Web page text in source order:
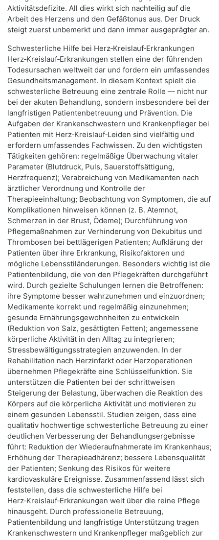
Aktivitätsdefizite. All dies wirkt sich nachteilig auf die
Arbeit des Herzens und den Gefäßtonus aus. Der Druck
steigt zuerst unbemerkt und dann immer ausgeprägter an.
Schwesterliche Hilfe bei Herz‑Kreislauf‑Erkrankungen
Herz‑Kreislauf‑Erkrankungen stellen eine der führenden
Todesursachen weltweit dar und fordern ein umfassendes
Gesundheitsmanagement. In diesem Kontext spielt die
schwesterliche Betreuung eine zentrale Rolle — nicht nur
bei der akuten Behandlung, sondern insbesondere bei der
langfristigen Patientenbetreuung und Prävention. Die
Aufgaben der Krankenschwestern und Krankenpfleger bei
Patienten mit Herz‑Kreislauf‑Leiden sind vielfältig und
erfordern umfassendes Fachwissen. Zu den wichtigsten
Tätigkeiten gehören: regelmäßige Überwachung vitaler
Parameter (Blutdruck, Puls, Sauerstoffsättigung,
Herzfrequenz); Verabreichung von Medikamenten nach
ärztlicher Verordnung und Kontrolle der
Therapieeinhaltung; Beobachtung von Symptomen, die auf
Komplikationen hinweisen können (z. B. Atemnot,
Schmerzen in der Brust, Ödeme); Durchführung von
Pflegemaßnahmen zur Verhinderung von Dekubitus und
Thrombosen bei bettlägerigen Patienten; Aufklärung der
Patienten über ihre Erkrankung, Risikofaktoren und
mögliche Lebensstiländerungen. Besonders wichtig ist die
Patientenbildung, die von den Pflegekräften durchgeführt
wird. Durch gezielte Schulungen lernen die Betroffenen:
ihre Symptome besser wahrzunehmen und einzuordnen;
Medikamente korrekt und regelmäßig einzunehmen;
gesunde Ernährungsgewohnheiten zu entwickeln
(Reduktion von Salz, gesättigten Fetten); angemessene
körperliche Aktivität in den Alltag zu integrieren;
Stressbewältigungsstrategien anzuwenden. In der
Rehabilitation nach Herzinfarkt oder Herzoperationen
übernehmen Pflegekräfte eine Schlüsselfunktion. Sie
unterstützen die Patienten bei der schrittweisen
Steigerung der Belastung, überwachen die Reaktion des
Körpers auf die körperliche Aktivität und motivieren zu
einem gesunden Lebensstil. Studien zeigen, dass eine
qualitativ hochwertige schwesterliche Betreuung zu einer
deutlichen Verbesserung der Behandlungsergebnisse
führt: Reduktion der Wiederaufnahmerate im Krankenhaus;
Erhöhung der Therapieadhärenz; bessere Lebensqualität
der Patienten; Senkung des Risikos für weitere
kardiovaskuläre Ereignisse. Zusammenfassend lässt sich
feststellen, dass die schwesterliche Hilfe bei
Herz‑Kreislauf‑Erkrankungen weit über die reine Pflege
hinausgeht. Durch professionelle Betreuung,
Patientenbildung und langfristige Unterstützung tragen
Krankenschwestern und Krankenpfleger maßgeblich zur